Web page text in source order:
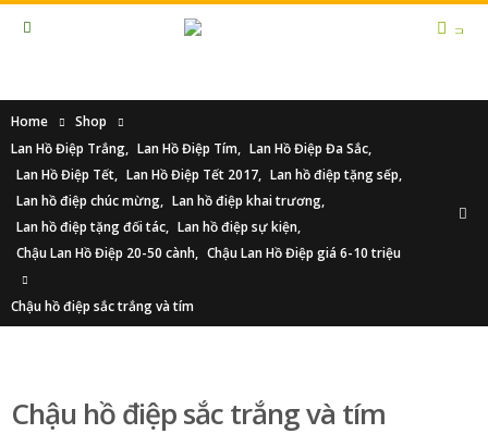
Home
Shop
Lan Hồ Điệp Trắng, Lan Hồ Điệp Tím, Lan Hồ Điệp Đa Sắc,
Lan Hồ Điệp Tết, Lan Hồ Điệp Tết 2017, Lan hồ điệp tặng sếp,
Lan hồ điệp chúc mừng, Lan hồ điệp khai trương,
Lan hồ điệp tặng đối tác, Lan hồ điệp sự kiện,
Chậu Lan Hồ Điệp 20-50 cành, Chậu Lan Hồ Điệp giá 6-10 triệu
Chậu hồ điệp sắc trắng và tím
Chậu hồ điệp sắc trắng và tím